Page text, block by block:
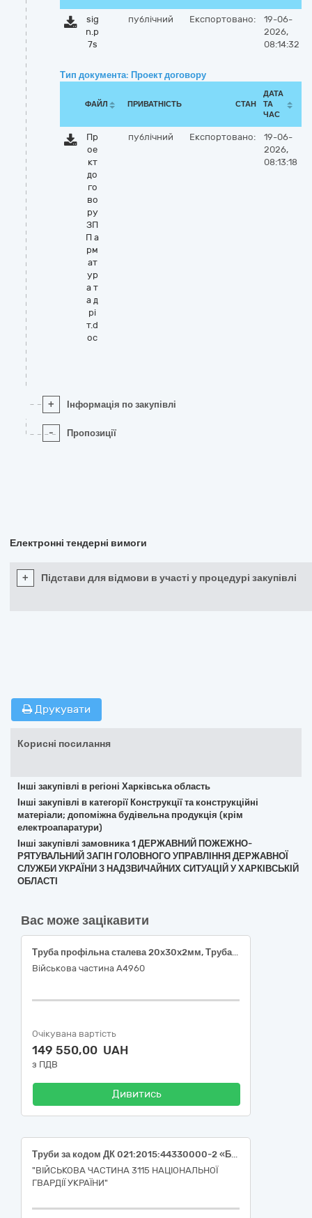
sig
n.p
7s
публічний Експортовано:
19-06-
2026,
08:14:32
Тип документа: Проект договору
ФАЙЛ ПРИВАТНІСТЬ СТАН
ДАТА
ТА
ЧАС
Пр
ое
кт
до
го
во
ру
ЗП
П а
рм
ат
ур
а т
а д
рі
т.d
oc
публічний Експортовано:
19-06-
2026,
08:13:18
+ Інформація по закупівлі
- Пропозиції
Електронні тендерні вимоги
+ Підстави для відмови в участі у процедурі закупівлі
Друкувати
Корисні посилання
Інші закупівлі в регіоні Харківська область
Інші закупівлі в категорії Конструкції та конструкційні
матеріали; допоміжна будівельна продукція (крім
електроапаратури)
Інші закупівлі замовника 1 ДЕРЖАВНИЙ ПОЖЕЖНО-
РЯТУВАЛЬНИЙ ЗАГІН ГОЛОВНОГО УПРАВЛІННЯ ДЕРЖАВНОЇ
СЛУЖБИ УКРАЇНИ З НАДЗВИЧАЙНИХ СИТУАЦІЙ У ХАРКІВСЬКІЙ
ОБЛАСТІ
Вас може зацікавити
Труба профільна сталева 20х30х2мм, Труба профільна сталева 40х40х2мм, Сталева смуга 40х5, Кутник сталевий 32х32х3.
Військова частина А4960
Очікувана вартість
149 550,00 UAH
з ПДВ
Дивитись
Труби за кодом ДК 021:2015:44330000-2 «Будівельні прути, стрижні, дроти та профілі»
"ВІЙСЬКОВА ЧАСТИНА 3115 НАЦІОНАЛЬНОЇ
ГВАРДІЇ УКРАЇНИ"